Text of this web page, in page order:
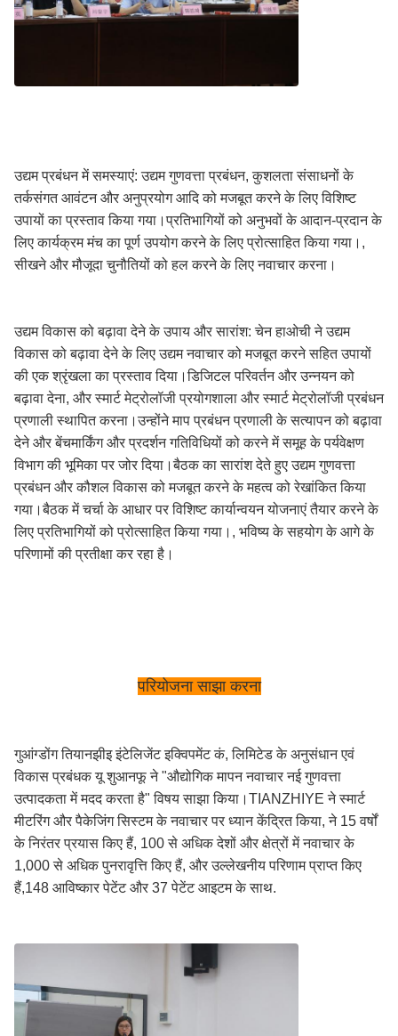
उद्यम प्रबंधन में समस्याएं: उद्यम गुणवत्ता प्रबंधन, कुशलता संसाधनों के
तर्कसंगत आवंटन और अनुप्रयोग आदि को मजबूत करने के लिए विशिष्ट
उपायों का प्रस्ताव किया गया।प्रतिभागियों को अनुभवों के आदान-प्रदान के
लिए कार्यक्रम मंच का पूर्ण उपयोग करने के लिए प्रोत्साहित किया गया।,
सीखने और मौजूदा चुनौतियों को हल करने के लिए नवाचार करना।
उद्यम विकास को बढ़ावा देने के उपाय और सारांश: चेन हाओची ने उद्यम
विकास को बढ़ावा देने के लिए उद्यम नवाचार को मजबूत करने सहित उपायों
की एक श्रृंखला का प्रस्ताव दिया।डिजिटल परिवर्तन और उन्नयन को
बढ़ावा देना, और स्मार्ट मेट्रोलॉजी प्रयोगशाला और स्मार्ट मेट्रोलॉजी प्रबंधन
प्रणाली स्थापित करना।उन्होंने माप प्रबंधन प्रणाली के सत्यापन को बढ़ावा
देने और बेंचमार्किंग और प्रदर्शन गतिविधियों को करने में समूह के पर्यवेक्षण
विभाग की भूमिका पर जोर दिया।बैठक का सारांश देते हुए उद्यम गुणवत्ता
प्रबंधन और कौशल विकास को मजबूत करने के महत्व को रेखांकित किया
गया।बैठक में चर्चा के आधार पर विशिष्ट कार्यान्वयन योजनाएं तैयार करने के
लिए प्रतिभागियों को प्रोत्साहित किया गया।, भविष्य के सहयोग के आगे के
परिणामों की प्रतीक्षा कर रहा है।
परियोजना साझा करना
गुआंग्डोंग तियानझीइ इंटेलिजेंट इक्विपमेंट कं, लिमिटेड के अनुसंधान एवं
विकास प्रबंधक यू शुआनफू ने "औद्योगिक मापन नवाचार नई गुणवत्ता
उत्पादकता में मदद करता है" विषय साझा किया।TIANZHIYE ने स्मार्ट
मीटरिंग और पैकेजिंग सिस्टम के नवाचार पर ध्यान केंद्रित किया, ने 15 वर्षों
के निरंतर प्रयास किए हैं, 100 से अधिक देशों और क्षेत्रों में नवाचार के
1,000 से अधिक पुनरावृत्ति किए हैं, और उल्लेखनीय परिणाम प्राप्त किए
हैं,148 आविष्कार पेटेंट और 37 पेटेंट आइटम के साथ.